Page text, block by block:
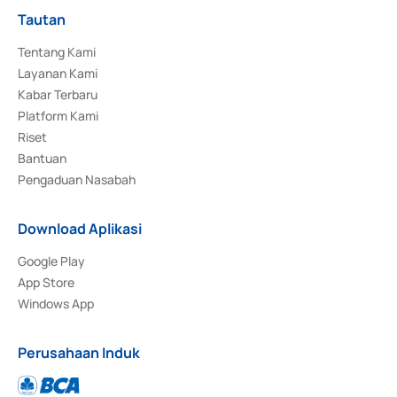
Tautan
Tentang Kami
Layanan Kami
Kabar Terbaru
Platform Kami
Riset
Bantuan
Pengaduan Nasabah
Download Aplikasi
Google Play
App Store
Windows App
Perusahaan Induk